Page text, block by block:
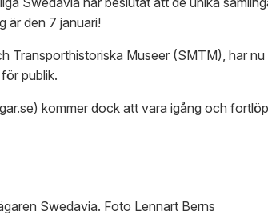
är den 7 januari!
Transporthistoriska Museer (SMTM), har
publik.
kommer dock att vara igång och
Swedavia. Foto Lennart Berns